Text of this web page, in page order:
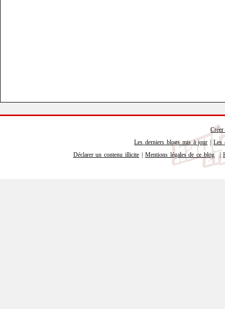
Les derniers blogs mis à jour |Les
Déclarer un contenu illicite
Mentions légales de ce blog |